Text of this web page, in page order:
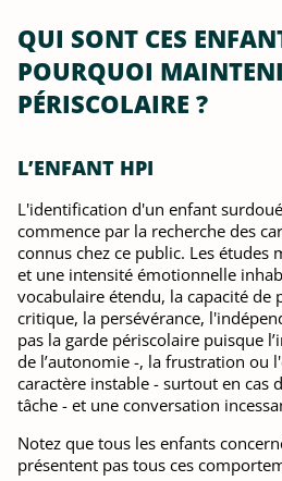
QUI SONT CES
POURQUOI
PÉRISCOLAIRE ?
L’ENFANT HPI
L'identification d'un enfant
commence par la recherche des
connus chez ce public. Les
et une intensité émotionnelle
vocabulaire étendu, la capacité de
critique, la persévérance,
pas la garde périscolaire puisque
de l’autonomie -, la frustration ou
caractère instable - surtout en cas
tâche - et une conversation
Notez que tous les enfants
présentent pas tous ces